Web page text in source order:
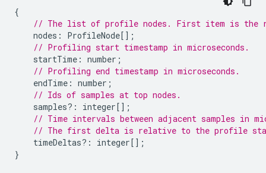
{
// The list of profile nodes. First item is the
nodes : ProfileNode[];
// Profiling start timestamp in microseconds.
startTime : number ;
// Profiling end timestamp in microseconds.
endTime : number ;
// Ids of samples at top nodes.
samples?: integer[];
// Time intervals between adjacent samples in
// The first delta is relative to the profile
timeDeltas?: integer[];
}